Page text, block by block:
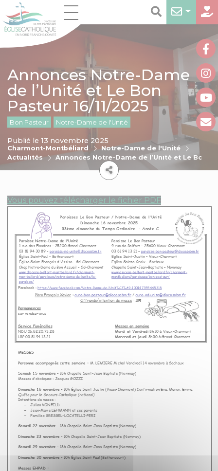
Annonces Notre-Dame
de l’Unité et Le Bon
Pasteur 16/11/2025
Bon Pasteur Notre-Dame de l'Unité
Charmont-Montbéliard
Notre-Dame de l'Unité
Actualités
Annonces Notre-Dame de l’Unité et Le Bon
Publié le 13 novembre 2025
Vous pouvez télécharger le fichier PDF